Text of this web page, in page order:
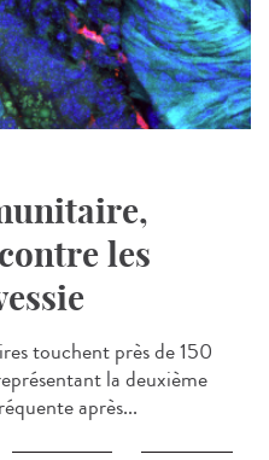
les
touchent près de 150
la deuxième
après...